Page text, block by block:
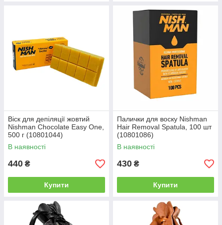
Віск для депіляції жовтий
Nishman Chocolate Easy One,
500 г (10801044)
В наявності
440 ₴
Купити
Палички для воску Nishman
Hair Removal Spatula, 100 шт
(10801086)
В наявності
430 ₴
Купити